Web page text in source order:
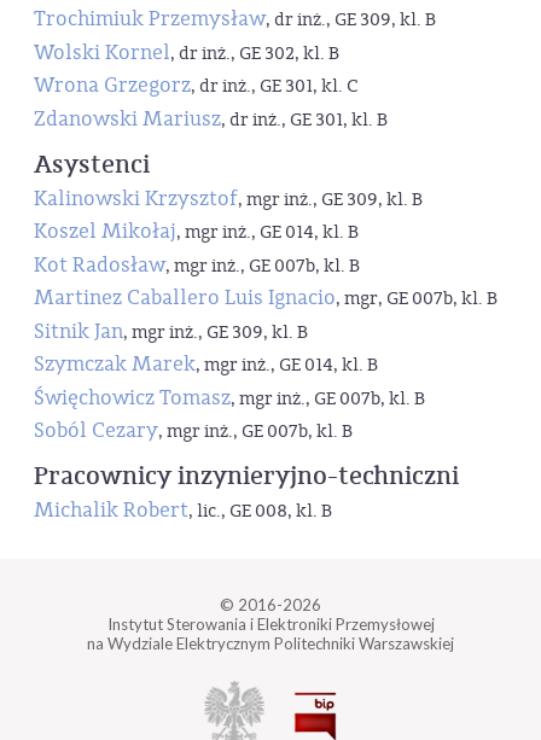
Trochimiuk Przemysław, dr inż., GE 309, kl. B
Wolski Kornel, dr inż., GE 302, kl. B
Wrona Grzegorz, dr inż., GE 301, kl. C
Zdanowski Mariusz, dr inż., GE 301, kl. B
Asystenci
Kalinowski Krzysztof, mgr inż., GE 309, kl. B
Koszel Mikołaj, mgr inż., GE 014, kl. B
Kot Radosław, mgr inż., GE 007b, kl. B
Martinez Caballero Luis Ignacio, mgr, GE 007b, kl. B
Sitnik Jan, mgr inż., GE 309, kl. B
Szymczak Marek, mgr inż., GE 014, kl. B
Święchowicz Tomasz, mgr inż., GE 007b, kl. B
Soból Cezary, mgr inż., GE 007b, kl. B
Pracownicy inzynieryjno-techniczni
Michalik Robert, lic., GE 008, kl. B
© 2016-2026
Instytut Sterowania i Elektroniki Przemysłowej
na Wydziale Elektrycznym Politechniki Warszawskiej